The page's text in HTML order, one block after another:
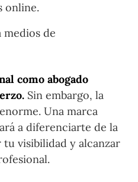
online.
medios de
como abogado
Sin embargo, la
Una marca
a diferenciarte de la
visibilidad y alcanzar